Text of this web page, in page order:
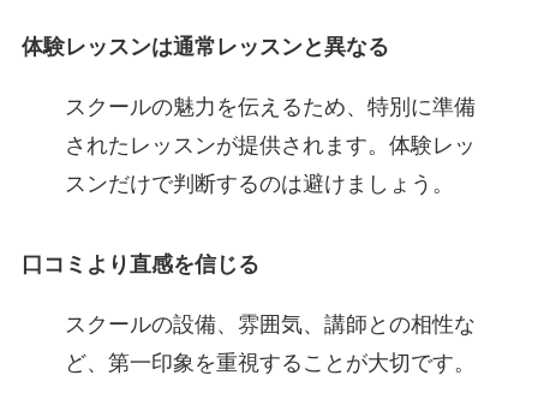
体験レッスンは通常レッスンと異なる
スクールの魅力を伝えるため、特別に準備
されたレッスンが提供されます。体験レッ
スンだけで判断するのは避けましょう。
口コミより直感を信じる
スクールの設備、雰囲気、講師との相性な
ど、第一印象を重視することが大切です。